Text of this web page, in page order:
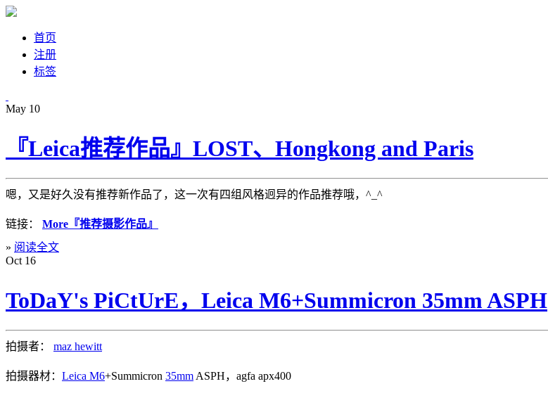
首页
注册
标签
May 10
『Leica推荐作品』LOST、Hongkong and Paris
嗯，又是好久没有推荐新作品了，这一次有四组风格迥异的作品推荐哦，^_^
链接： More『推荐摄影作品』
» 阅读全文
Oct 16
ToDaY's PiCtUrE，Leica M6+Summicron 35mm ASPH
拍摄者： maz hewitt
拍摄器材： Leica M6+Summicron 35mm ASPH，agfa apx400